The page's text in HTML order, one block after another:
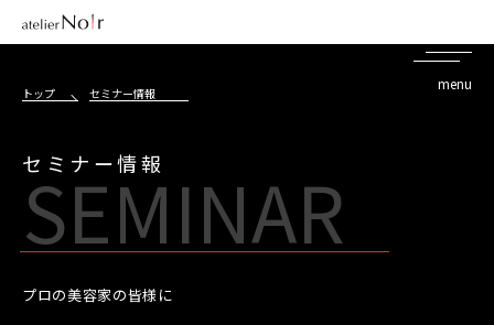
トップ セミナー情報
セミナー情報
SEMINAR
プロの美容家の皆様に